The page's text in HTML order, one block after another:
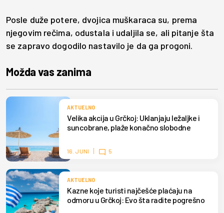
Posle duže potere, dvojica muškaraca su, prema
njegovim rečima, odustala i udaljila se, ali pitanje šta
se zapravo dogodilo nastavilo je da ga progoni.
Možda vas zanima
AKTUELNO
Velika akcija u Grčkoj: Uklanjaju ležaljke i
suncobrane, plaže konačno slobodne
16. JUNI 5
AKTUELNO
Kazne koje turisti najčešće plaćaju na
odmoru u Grčkoj: Evo šta radite pogrešno